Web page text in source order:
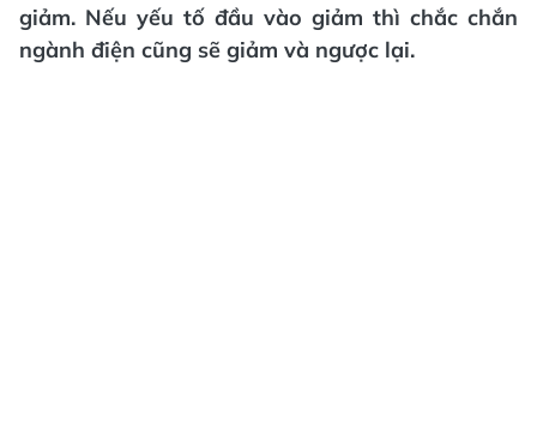
giảm. Nếu yếu tố đầu vào giảm thì chắc chắn
ngành điện cũng sẽ giảm và ngược lại.